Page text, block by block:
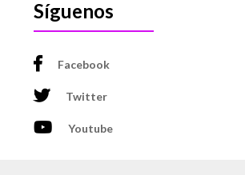
Síguenos
Facebook
Twitter
Youtube